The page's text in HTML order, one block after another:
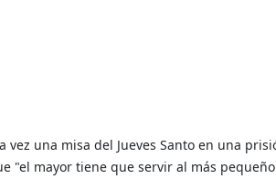
vez una misa del Jueves Santo en una
"el mayor tiene que servir al más